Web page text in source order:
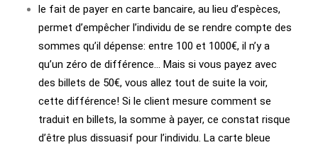
le fait de payer en carte bancaire, au lieu d’espèces,
permet d’empêcher l’individu de se rendre compte des
sommes qu’il dépense: entre 100 et 1000€, il n’y a
qu’un zéro de différence… Mais si vous payez avec
des billets de 50€, vous allez tout de suite la voir,
cette différence! Si le client mesure comment se
traduit en billets, la somme à payer, ce constat risque
d’être plus dissuasif pour l’individu. La carte bleue